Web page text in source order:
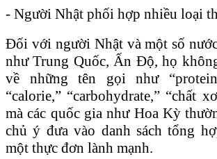
- Người Nhật phối hợp nhiều loại
Đối với người Nhật và một số
như Trung Quốc, Ấn Độ, họ
về những tên gọi như
“calorie,” “carbohydrate,” “chất
mà các quốc gia như Hoa Kỳ
chủ ý đưa vào danh sách tổng
một thực đơn lành mạnh.